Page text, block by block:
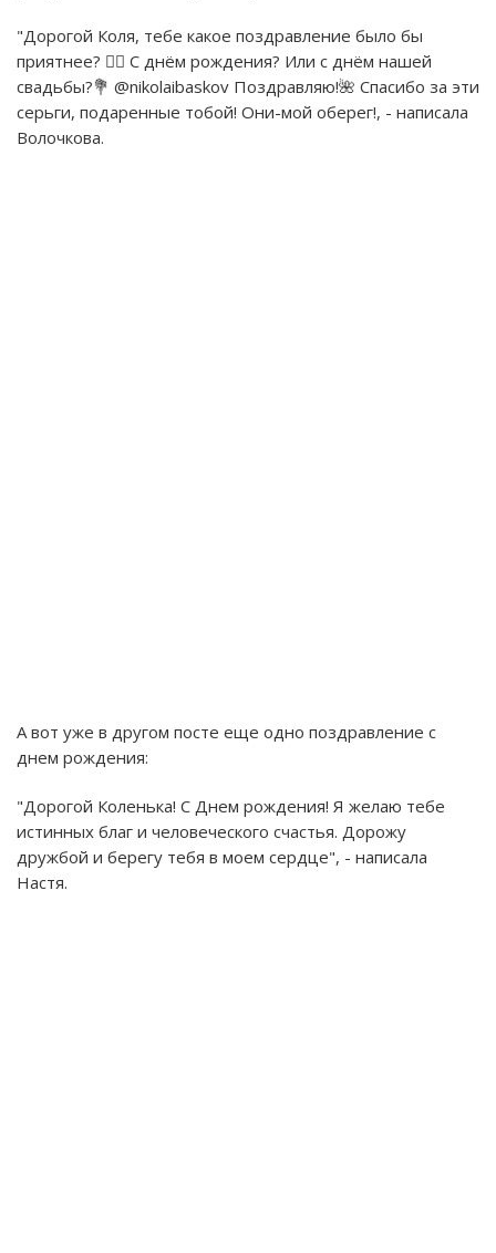
"Дорогой Коля, тебе какое поздравление было бы
приятнее? 🤷‍♀️ С днём рождения? Или с днём нашей
свадьбы?💐 @nikolaibaskov Поздравляю!🌺 Спасибо за эти
серьги, подаренные тобой! Они-мой оберег!, - написала
Волочкова.
А вот уже в другом посте еще одно поздравление с
днем рождения:
"Дорогой Коленька! С Днем рождения! Я желаю тебе
истинных благ и человеческого счастья. Дорожу
дружбой и берегу тебя в моем сердце", - написала
Настя.